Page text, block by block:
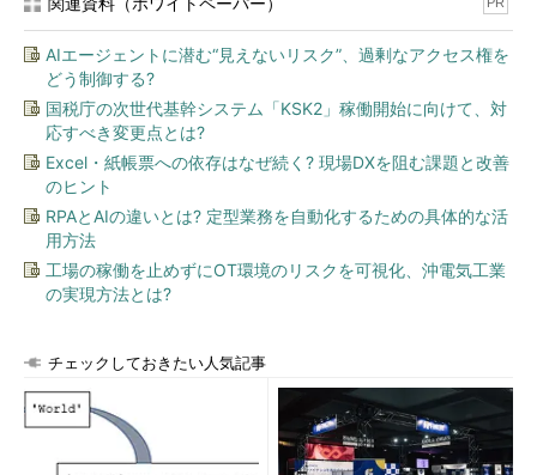
AIエージェントに潜む“見えないリスク”、過剰なアクセス権を
どう制御する?
国税庁の次世代基幹システム「KSK2」稼働開始に向けて、対
応すべき変更点とは?
Excel・紙帳票への依存はなぜ続く? 現場DXを阻む課題と改善
のヒント
RPAとAIの違いとは? 定型業務を自動化するための具体的な活
用方法
工場の稼働を止めずにOT環境のリスクを可視化、沖電気工業
の実現方法とは?
チェックしておきたい人気記事